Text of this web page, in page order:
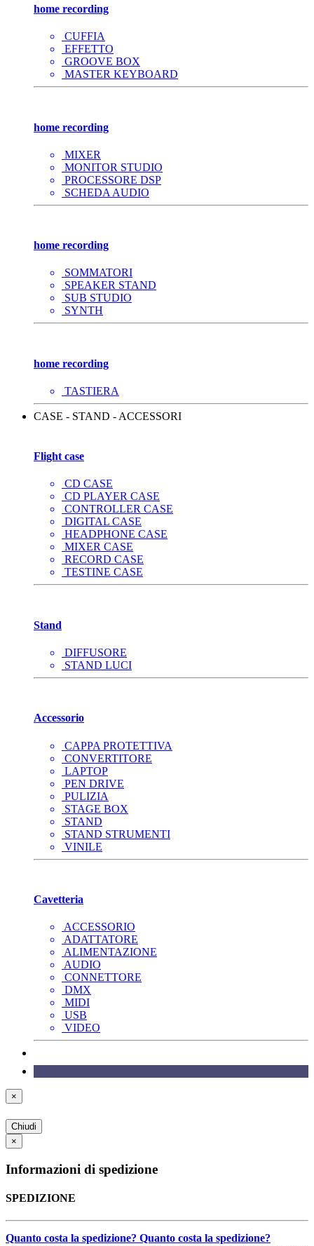
home recording
CUFFIA
EFFETTO
GROOVE BOX
MASTER KEYBOARD
home recording
MIXER
MONITOR STUDIO
PROCESSORE DSP
SCHEDA AUDIO
home recording
SOMMATORI
SPEAKER STAND
SUB STUDIO
SYNTH
home recording
TASTIERA
CASE - STAND - ACCESSORI
Flight case
CD CASE
CD PLAYER CASE
CONTROLLER CASE
DIGITAL CASE
HEADPHONE CASE
MIXER CASE
RECORD CASE
TESTINE CASE
Stand
DIFFUSORE
STAND LUCI
Accessorio
CAPPA PROTETTIVA
CONVERTITORE
LAPTOP
PEN DRIVE
PULIZIA
STAGE BOX
STAND
STAND STRUMENTI
VINILE
Cavetteria
ACCESSORIO
ADATTATORE
ALIMENTAZIONE
AUDIO
CONNETTORE
DMX
MIDI
USB
VIDEO
×
Chiudi
×
Informazioni di spedizione
SPEDIZIONE
Quanto costa la spedizione? Quanto costa la spedizione?